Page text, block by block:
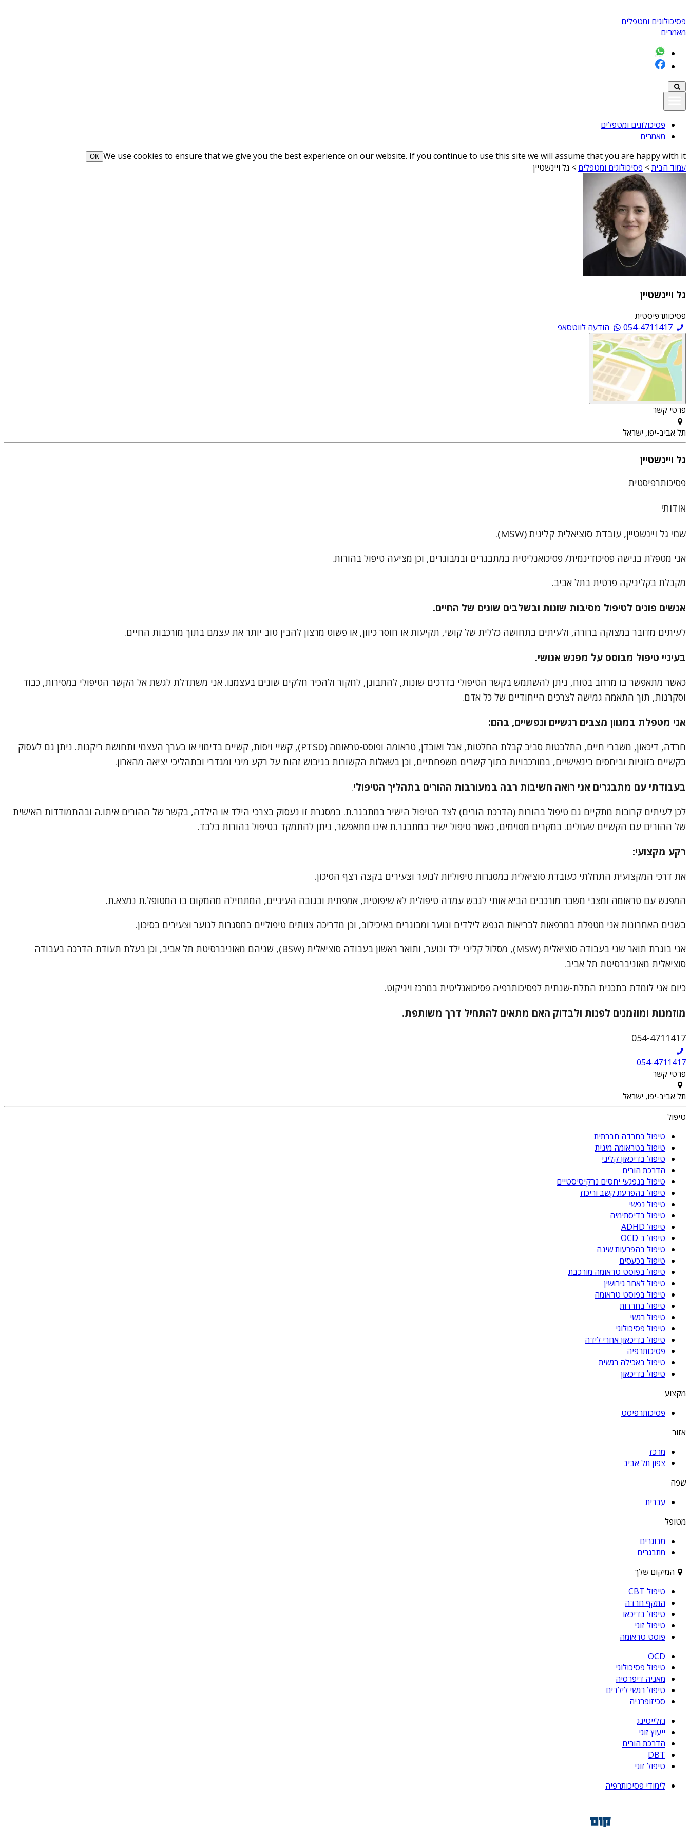
פסיכולוגים ומטפלים
מאמרים
פסיכולוגים ומטפלים
מאמרים
We use cookies to ensure that we give you the best experience on our website. If you continue to use this site we will assume that you are happy with it
ОК
עמוד הבית> פסיכולוגים ומטפלים > גל ויינשטיין
גל ויינשטיין
פסיכותרפיסטית
054-4711417
הודעה לווטסאפ
פרטי קשר
תל אביב-יפו, ישראל
גל ויינשטיין
פסיכותרפיסטית
אודותי
שמי גל ויינשטיין, עובדת סוציאלית קלינית (MSW).
אני מטפלת בגישה פסיכודינמית/ פסיכואנליטית במתבגרים ובמבוגרים, וכן מציעה טיפול בהורות.
מקבלת בקליניקה פרטית בתל אביב.
אנשים פונים לטיפול מסיבות שונות ובשלבים שונים של החיים.
לעיתים מדובר במצוקה ברורה, ולעיתים בתחושה כללית של קושי, תקיעות או חוסר כיוון, או פשוט מרצון להבין טוב יותר את עצמם בתוך מורכבות החיים.
בעיניי טיפול מבוסס על מפגש אנושי.
כאשר מתאפשר בו מרחב בטוח, ניתן להשתמש בקשר הטיפולי בדרכים שונות, להתבונן, לחקור ולהכיר חלקים שונים בעצמנו. אני משתדלת לגשת אל הקשר הטיפולי במסירות, כבוד
וסקרנות, תוך התאמה גמישה לצרכים הייחודיים של כל אדם.
אני מטפלת במגוון מצבים רגשיים ונפשיים, בהם:
חרדה, דיכאון, משברי חיים, התלבטות סביב קבלת החלטות, אבל ואובדן, טראומה ופוסט-טראומה (PTSD), קשיי ויסות, קשיים בדימוי או בערך העצמי ותחושת ריקנות. ניתן גם לעסוק
בקשיים בזוגיות וביחסים בינאישיים, במורכבויות בתוך קשרים משפחתיים, וכן בשאלות הקשורות בגיבוש זהות על רקע מיני ומגדרי ובתהליכי יציאה מהארון.
בעבודתי עם מתבגרים אני רואה חשיבות רבה במעורבות ההורים בתהליך הטיפולי.
לכן לעיתים קרובות מתקיים גם טיפול בהורות (הדרכת הורים) לצד הטיפול הישיר במתבגר.ת. במסגרת זו נעסוק בצרכי הילד או הילדה, בקשר של ההורים איתו.ה ובהתמודדות האישית
של ההורים עם הקשיים שעולים. במקרים מסוימים, כאשר טיפול ישיר במתבגר.ת אינו מתאפשר, ניתן להתמקד בטיפול בהורות בלבד.
רקע מקצועי:
את דרכי המקצועית התחלתי כעובדת סוציאלית במסגרות טיפוליות לנוער וצעירים בקצה רצף הסיכון.
המפגש עם טראומה ומצבי משבר מורכבים הביא אותי לגבש עמדה טיפולית לא שיפוטית, אמפתית ובגובה העיניים, המתחילה מהמקום בו המטופל.ת נמצא.ת.
בשנים האחרונות אני מטפלת במרפאות לבריאות הנפש לילדים ונוער ומבוגרים באיכילוב, וכן מדריכה צוותים טיפוליים במסגרות לנוער וצעירים בסיכון.
אני בוגרת תואר שני בעבודה סוציאלית (MSW), מסלול קליני ילד ונוער, ותואר ראשון בעבודה סוציאלית (BSW), שניהם מאוניברסיטת תל אביב, וכן בעלת תעודת הדרכה בעבודה
סוציאלית מאוניברסיטת תל אביב.
כיום אני לומדת בתכנית התלת-שנתית לפסיכותרפיה פסיכואנליטית במרכז ויניקוט.
מוזמנות ומוזמנים לפנות ולבדוק האם מתאים להתחיל דרך משותפת.
054-4711417
054-4711417
פרטי קשר
תל אביב-יפו, ישראל
טיפול
טיפול בחרדה חברתית
טיפול בטראומה מינית
טיפול בדיכאון קליני
הדרכת הורים
טיפול בנפגעי יחסים נרקיסיסטיים
טיפול בהפרעת קשב וריכוז
טיפול נפשי
טיפול בדיסתימיה
טיפול ADHD
טיפול ב OCD
טיפול בהפרעות שינה
טיפול בכעסים
טיפול בפוסט טראומה מורכבת
טיפול לאחר גירושין
טיפול בפוסט טראומה
טיפול בחרדות
טיפול רגשי
טיפול פסיכולוגי
טיפול בדיכאון אחרי לידה
פסיכותרפיה
טיפול באכילה רגשית
טיפול בדיכאון
מקצוע
פסיכותרפיסט
אזור
מרכז
צפון תל אביב
שפה
עברית
מטופל
מבוגרים
מתבגרים
המיקום שלך
טיפול CBT
התקף חרדה
טיפול בדיכאו
טיפול זוגי
פוסט טראומה
OCD
טיפול פסיכולוגי
מאניה דיפרסיה
טיפול רגשי לילדים
סכיזופרניה
גזלייטינג
ייעוץ זוגי
הדרכת הורים
DBT
טיפול זוגי
לימודי פסיכותרפיה